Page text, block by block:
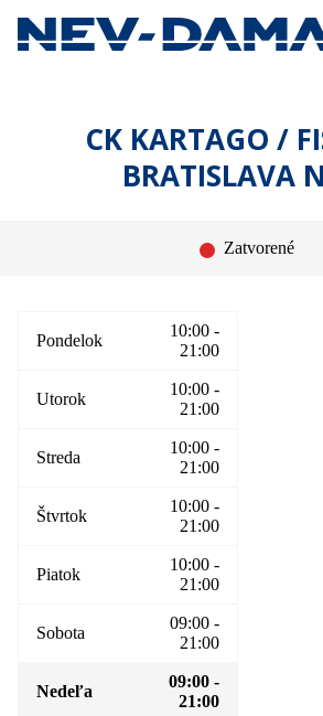
CK KARTAGO /
BRATISLAVA
Zatvorené
Pondelok
10:00 -
21:00
Utorok
10:00 -
21:00
Streda
10:00 -
21:00
Štvrtok
10:00 -
21:00
Piatok
10:00 -
21:00
Sobota
09:00 -
21:00
Nedeľa
09:00 -
21:00